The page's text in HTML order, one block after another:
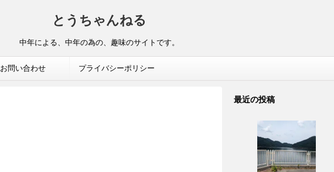
とうちゃんねる
中年による、中年の為の、趣味のサイトです。
お問い合わせ プライバシーポリシー
最近の投稿